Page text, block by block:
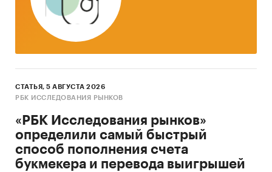
аналогичному периоду предыдущего года.
Указаны регионы с максимальным и
минимальным приростом за аналогичный
период предыдущего года
свинину бескостную в разрезе федеральных
округов
Динамика цены в актуальном месяце по
федеральным округам, 2017-2025
Темпы прироста цены в актуальном месяце
СТАТЬЯ, 5 АВГУСТА 2026
РБК ИССЛЕДОВАНИЯ РЫНКОВ
«РБК Исследования рынков»
определили самый быстрый
способ пополнения счета
букмекера и перевода выигрышей